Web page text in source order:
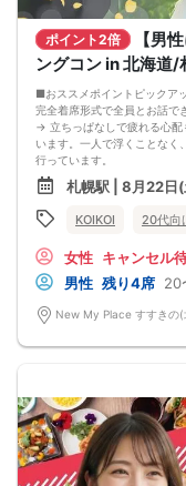
7. 当日は年齢確認のできる
8. 15分以上の遅刻はキャン
9. 当日受付にお越しになって
10. イベント中止に伴うユー
泊費、通信費等の返金は行い
11. 領収書の発行はいたしか
お申し込みが完了した時点で
8/16(日)30代メイン夜コン札
ポイント2倍
【男
ングコン in 北海道/
■おススメポイントピックア
完全着席形式で全員とお話で
→ 立ちっぱなしで疲れる心配
います。一人で浮くことなく
行っています。
会話を盛り上げるプロフィー
→ 趣味や好みからスムーズに
く、共通の話題で盛り上がれ
自然なつながりをサポートす
返却されるので安心です。
■最少催行人数
男女4対4
■中止判断タイミング
前日20時、または開催6時間
→ お酒が飲めない方にはソフ
札幌駅 | 8月22日
KOIKOI 20代向
女性 キャンセル
男性 残り4席 20